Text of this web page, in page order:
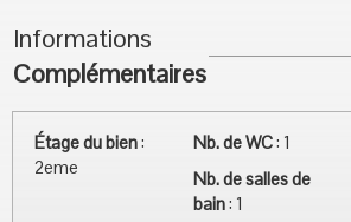
Informations
Complémentaires
Étage du bien:
2eme
Nb. de WC: 1
Nb. de salles de
bain: 1